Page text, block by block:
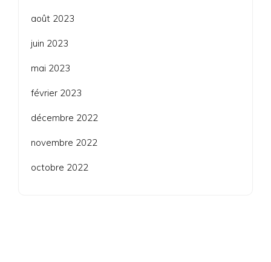
août 2023
juin 2023
mai 2023
février 2023
décembre 2022
novembre 2022
octobre 2022